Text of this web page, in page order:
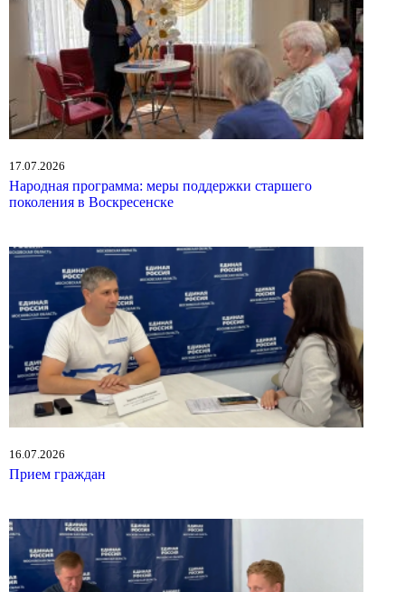
17.07.2026
Народная программа: меры поддержки старшего
поколения в Воскресенске
16.07.2026
Прием граждан